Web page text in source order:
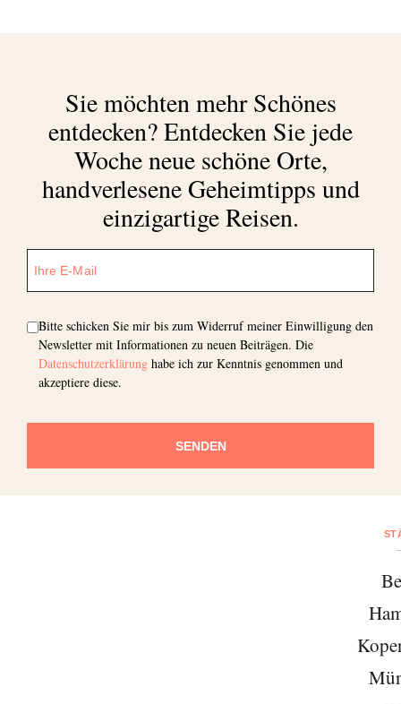
Sie möchten mehr Schönes
entdecken?Entdecken Sie jede
Woche neue schöne Orte,
handverlesene Geheimtipps und
einzigartige Reisen.
Bitte schicken Sie mir bis zum Widerruf meiner Einwilligung den
Newsletter mit Informationen zu neuen Beiträgen. Die
Datenschutzerklärung habe ich zur Kenntnis genommen und
akzeptiere diese.
SENDEN